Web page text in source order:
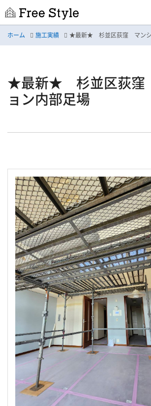
ホーム 施工実績 ★最新★ 杉並区荻窪 マンシ
★最新★ 杉並区荻窪
ョン内部足場